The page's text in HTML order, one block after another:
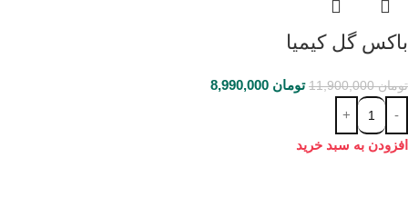
باکس گل کیمیا
تومان11,900,000 تومان
افزودن به سبد خرید